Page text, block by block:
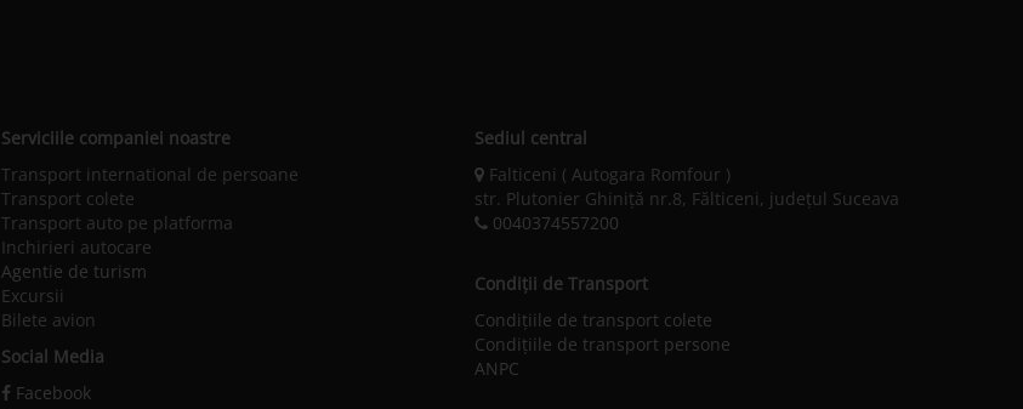
Serviciile companiei noastre
Transport international de persoane
Transport colete
Transport auto pe platforma
Inchirieri autocare
Agentie de turism
Excursii
Bilete avion
Social Media
Facebook
Sediul central
Falticeni ( Autogara Romfour )
str. Plutonier Ghiniţă nr.8, Fălticeni, judeţul Suceava
0040374557200
Condiții de Transport
Condițiile de transport colete
Condițiile de transport persone
ANPC